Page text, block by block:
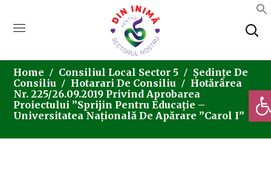
Home Consiliul Local Sector 5
Ședințe De
Consiliu
Hotarari De Consiliu
Hotărârea
Nr. 225/26.09.2019 Privind Aprobarea
Proiectului ”Sprijin Pentru Educație –
Universitatea Națională De Apărare ”Carol I”